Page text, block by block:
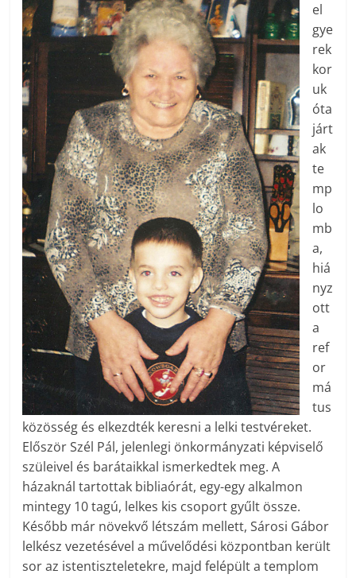
el
gye
rek
kor
uk
óta
járt
ak
te
mp
lo
mb
a,
hiá
nyz
ott
a
ref
or
má
tus
közösség és elkezdték keresni a lelki testvéreket.
Először Szél Pál, jelenlegi önkormányzati képviselő
szüleivel és barátaikkal ismerkedtek meg. A
házaknál tartottak bibliaórát, egy-egy alkalmon
mintegy 10 tagú, lelkes kis csoport gyűlt össze.
Később már növekvő létszám mellett, Sárosi Gábor
lelkész vezetésével a művelődési központban került
sor az istentiszteletekre, majd felépült a templom